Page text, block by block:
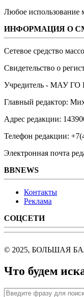
Любое использование
ИНФОРМАЦИЯ О
Сетевое средство
Свидетельство о
Учредитель - МАУ ГО
Главный редактор:
Адрес редакции:
Телефон редакции:
Электронная почта
BBNEWS
Контакты
Реклама
СОЦСЕТИ
© 2025, БОЛЬШАЯ
Что будем